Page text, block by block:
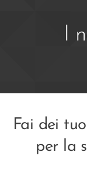
I
Fai dei
per la